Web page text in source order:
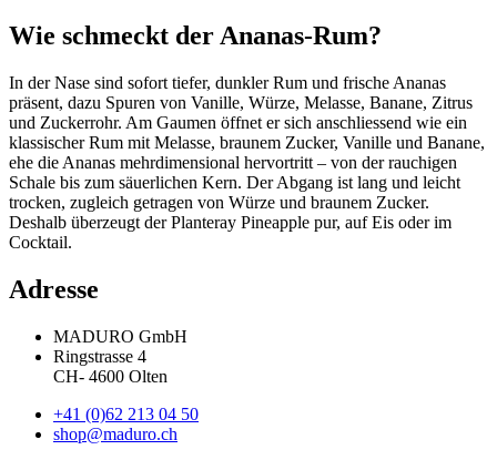
Wie schmeckt der Ananas-Rum?
In der Nase sind sofort tiefer, dunkler Rum und frische Ananas
präsent, dazu Spuren von Vanille, Würze, Melasse, Banane, Zitrus
und Zuckerrohr. Am Gaumen öffnet er sich anschliessend wie ein
klassischer Rum mit Melasse, braunem Zucker, Vanille und Banane,
ehe die Ananas mehrdimensional hervortritt – von der rauchigen
Schale bis zum säuerlichen Kern. Der Abgang ist lang und leicht
trocken, zugleich getragen von Würze und braunem Zucker.
Deshalb überzeugt der Planteray Pineapple pur, auf Eis oder im
Cocktail.
Adresse
MADURO GmbH
Ringstrasse 4
CH- 4600 Olten
+41 (0)62 213 04 50
shop@maduro.ch